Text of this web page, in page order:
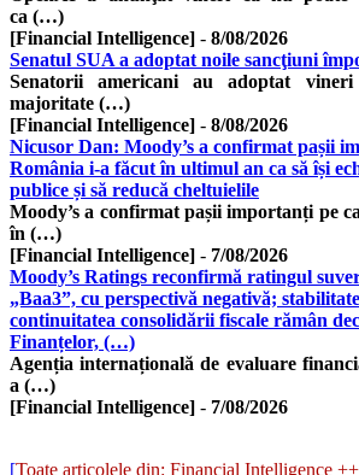
ca (…)
[Financial Intelligence] - 8/08/2026
Senatul SUA a adoptat noile sancţiuni
Senatorii americani au adoptat
majoritate (…)
[Financial Intelligence] - 8/08/2026
Nicusor Dan: Moody’s a confirmat pașii
România i-a făcut în ultimul an ca să își
publice și să reducă cheltuielile
Moody’s a confirmat pașii importanți pe
în (…)
[Financial Intelligence] - 7/08/2026
Moody’s Ratings reconfirmă ratingul
„Baa3”, cu perspectivă negativă;
continuitatea consolidării fiscale rămân
Finanțelor, (…)
Agenția internațională de evaluare
a (…)
[Financial Intelligence] - 7/08/2026
[Toate articolele din: Financial Intelligence